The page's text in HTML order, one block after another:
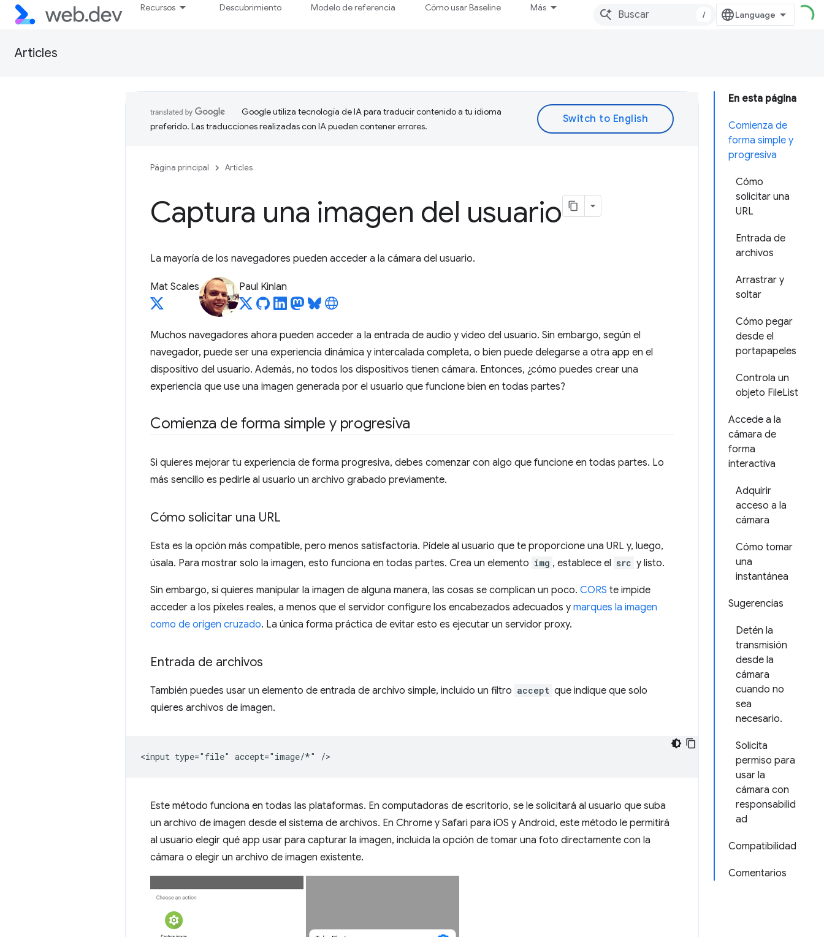
Recursos Descubrimiento Modelo de referencia Cómo usar Baseline Más
/
Articles
En esta página
Comienza de
forma simple y
progresiva
Cómo
solicitar una
URL
Entrada de
archivos
Arrastrar y
soltar
Cómo pegar
desde el
portapapeles
Controla un
objeto FileList
Accede a la
cámara de
forma
interactiva
Adquirir
acceso a la
cámara
Cómo tomar
una
instantánea
Sugerencias
Detén la
transmisión
desde la
cámara
cuando no
sea
necesario.
Solicita
permiso para
usar la
cámara con
responsabilid
ad
Compatibilidad
Comentarios
Google utiliza tecnología de IA para traducir contenido a tu idioma
preferido. Las traducciones realizadas con IA pueden contener errores.
Página principal Articles
Captura una imagen del usuario
La mayoría de los navegadores pueden acceder a la cámara del usuario.
Mat Scales Paul Kinlan
Muchos navegadores ahora pueden acceder a la entrada de audio y video del usuario. Sin embargo, según el
navegador, puede ser una experiencia dinámica y intercalada completa, o bien puede delegarse a otra app en el
dispositivo del usuario. Además, no todos los dispositivos tienen cámara. Entonces, ¿cómo puedes crear una
experiencia que use una imagen generada por el usuario que funcione bien en todas partes?
Comienza de forma simple y progresiva
Si quieres mejorar tu experiencia de forma progresiva, debes comenzar con algo que funcione en todas partes. Lo
más sencillo es pedirle al usuario un archivo grabado previamente.
Cómo solicitar una URL
Esta es la opción más compatible, pero menos satisfactoria. Pídele al usuario que te proporcione una URL y, luego,
úsala. Para mostrar solo la imagen, esto funciona en todas partes. Crea un elemento img , establece el src y listo.
Sin embargo, si quieres manipular la imagen de alguna manera, las cosas se complican un poco. CORS te impide
acceder a los píxeles reales, a menos que el servidor configure los encabezados adecuados y marques la imagen
como de origen cruzado. La única forma práctica de evitar esto es ejecutar un servidor proxy.
Entrada de archivos
También puedes usar un elemento de entrada de archivo simple, incluido un filtro accept que indique que solo
quieres archivos de imagen.
Este método funciona en todas las plataformas. En computadoras de escritorio, se le solicitará al usuario que suba
un archivo de imagen desde el sistema de archivos. En Chrome y Safari para iOS y Android, este método le permitirá
al usuario elegir qué app usar para capturar la imagen, incluida la opción de tomar una foto directamente con la
cámara o elegir un archivo de imagen existente.